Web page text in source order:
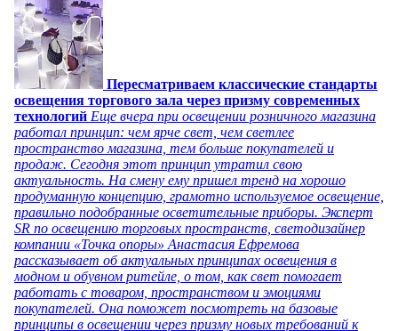
Пересматриваем классические стандарты
освещения торгового зала через призму современных
технологий Еще вчера при освещении розничного магазина
работал принцип: чем ярче свет, чем светлее
пространство магазина, тем больше покупателей и
продаж. Сегодня этот принцип утратил свою
актуальность. На смену ему пришел тренд на хорошо
продуманную концепцию, грамотно используемое освещение,
правильно подобранные осветительные приборы. Эксперт
SR по освещению торговых пространств, светодизайнер
компании «Точка опоры» Анастасия Ефремова
рассказывает об актуальных принципах освещения в
модном и обувном ритейле, о том, как свет помогает
работать с товаром, пространством и эмоциями
покупателей. Она поможет посмотреть на базовые
принципы в освещении через призму новых требований к